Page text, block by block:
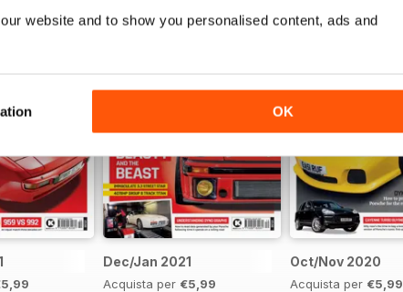
website and to show you personalised content, ads and
OK
Dec/Jan 2021
Acquista per €5,99
Oct/Nov 2020
Acquista per €5,99